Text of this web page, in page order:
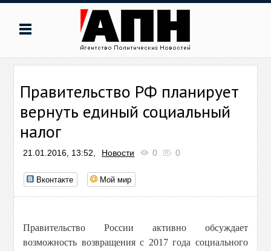
Правительство РФ планирует
вернуть единый социальный
налог
21.01.2016, 13:52, Новости 0 0
Вконтакте Мой мир
Правительство России активно обсуждает
возможность возвращения с 2017 года социального